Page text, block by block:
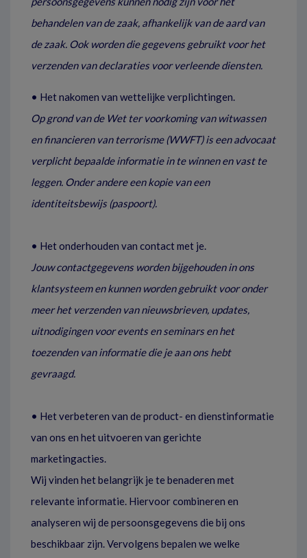
behandelen van de zaak, afhankelijk van de aard van
de zaak. Ook worden die gegevens gebruikt voor het
verzenden van declaraties voor verleende diensten.
• Het nakomen van wettelijke verplichtingen.
Op grond van de Wet ter voorkoming van witwassen
en financieren van terrorisme (WWFT) is een advocaat
verplicht bepaalde informatie in te winnen en vast te
leggen. Onder andere een kopie van een
identiteitsbewijs (paspoort).
• Het onderhouden van contact met je.
Jouw contactgegevens worden bijgehouden in ons
klantsysteem en kunnen worden gebruikt voor onder
meer het verzenden van nieuwsbrieven, updates,
uitnodigingen voor events en seminars en het
toezenden van informatie die je aan ons hebt
gevraagd.
• Het verbeteren van de product- en dienstinformatie
van ons en het uitvoeren van gerichte
marketingacties.
Wij vinden het belangrijk je te benaderen met
relevante informatie. Hiervoor combineren en
analyseren wij de persoonsgegevens die bij ons
beschikbaar zijn. Vervolgens bepalen we welke